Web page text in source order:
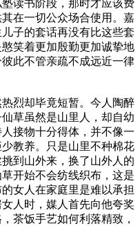
读书阶段，那时才应该费
在一切公众场合使用。嘉
子的套话再没有比这些套
笑着更加殷勤更加诚挚地
此不管亲疏不成远近一律
竟短暂。今人陶醉
草虽然是山里人，却自幼
接物十分得体，并不像一
教养。只是山里不种棉花
到山外来，换了山外人的
开始不会纺线织布，这是
女人在家庭里是难以承担
人时，媒人首先向他夸奖
茶饭手艺如何利落精致，